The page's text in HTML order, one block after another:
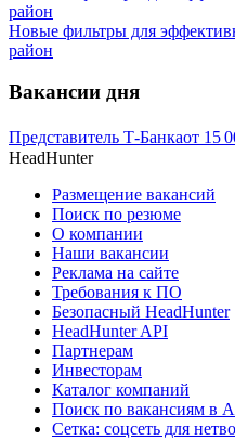
Новые фильтры для
район
Вакансии дня
Представитель Т-Банкаот 15
HeadHunter
Размещение вакансий
Поиск по резюме
О компании
Наши вакансии
Реклама на сайте
Требования к ПО
Безопасный HeadHunter
HeadHunter API
Партнерам
Инвесторам
Каталог компаний
Поиск по вакансиям в
Сетка: соцсеть для